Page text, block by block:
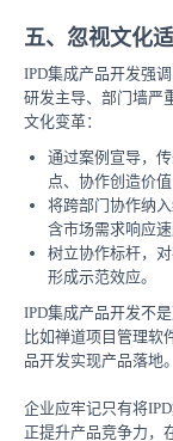
五、忽视文化
IPD集成产品开发强
研发主导、部门墙严
文化变革：
通过案例宣导，
点、协作创造价值
将跨部门协作纳
含市场需求响应速
树立协作标杆，
形成示范效应。
IPD集成产品开发不
比如禅道项目管理软
品开发实现产品落地。
企业应牢记只有将
正提升产品竞争力，